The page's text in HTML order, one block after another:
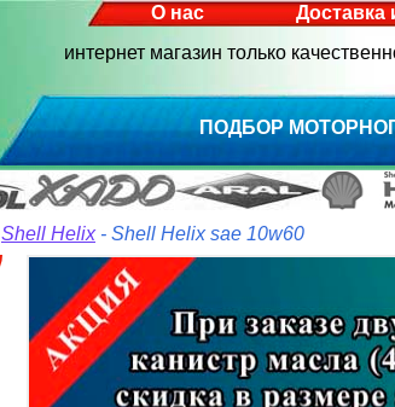
Доставка
О нас
интернет магазин только
ПОДБОР
Shell Helix- Shell Helix sae 10w60